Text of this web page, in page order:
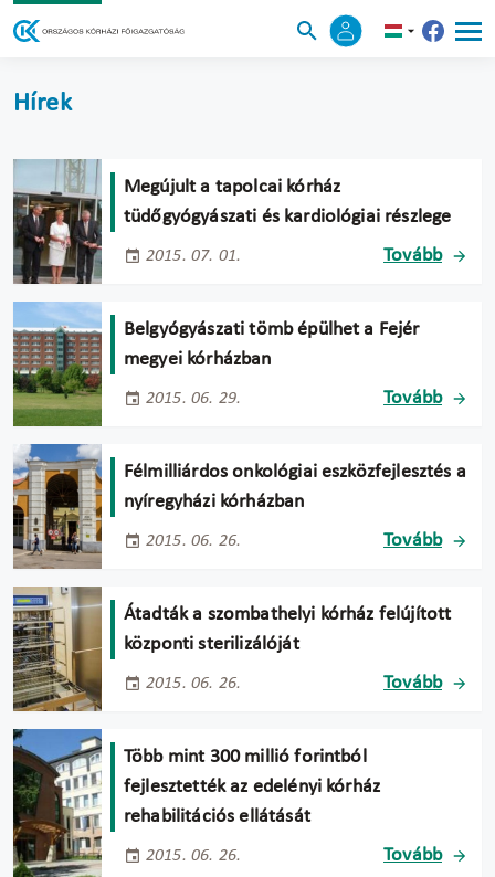
Hírek
Megújult a tapolcai kórház
tüdőgyógyászati és kardiológiai részlege
2015. 07. 01. Tovább
Belgyógyászati tömb épülhet a Fejér
megyei kórházban
2015. 06. 29. Tovább
Félmilliárdos onkológiai eszközfejlesztés a
nyíregyházi kórházban
2015. 06. 26. Tovább
Átadták a szombathelyi kórház felújított
központi sterilizálóját
2015. 06. 26. Tovább
Több mint 300 millió forintból
fejlesztették az edelényi kórház
rehabilitációs ellátását
2015. 06. 26. Tovább